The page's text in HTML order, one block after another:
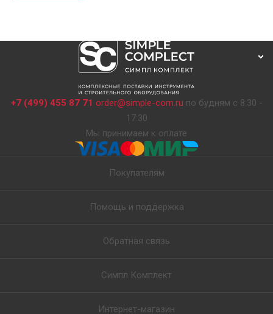
+7 (499) 455 87 71 order@simple-com.ru по будням с 8:30 -
17:30
Мы принимаем к оплате
Покупателям
Помощь и поддержка
Обратная связь
Симпл Комплект
Интернет-магазин